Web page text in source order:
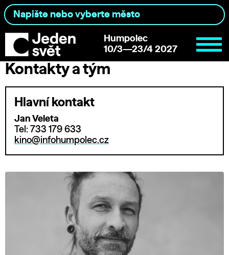
Humpolec
10/3—23/4 2027
Kontakty a tým
Hlavní kontakt
Jan Veleta
Tel: 733 179 633
kino@infohumpolec.cz